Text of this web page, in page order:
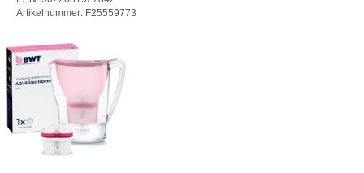
Artikelnummer: F25559773